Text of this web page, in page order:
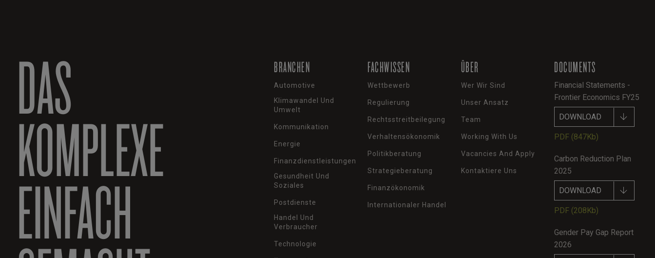
DAS
KOMPLEXE
EINFACH
BRANCHEN
Automotive
Klimawandel Und
Umwelt
Kommunikation
Energie
Finanzdienstleistungen
Gesundheit Und
Soziales
Postdienste
Handel Und
Verbraucher
Technologie
FACHWISSEN
Wettbewerb
Regulierung
Rechtsstreitbeilegung
Verhaltensökonomik
Politikberatung
Strategieberatung
Finanzökonomik
Internationaler Handel
ÜBER
Wer Wir Sind
Unser Ansatz
Team
Working With Us
Vacancies And Apply
Kontaktiere Uns
DOCUMENTS
Financial Statements -
Frontier Economics FY25
DOWNLOAD
PDF (847Kb)
Carbon Reduction Plan
2025
DOWNLOAD
PDF (208Kb)
Gender Pay Gap Report
2026